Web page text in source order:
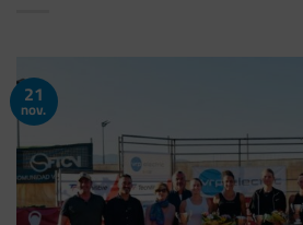
21
nov.